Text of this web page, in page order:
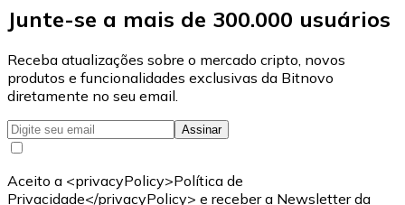
Junte-se a mais de 300.000 usuários
Receba atualizações sobre o mercado cripto, novos
produtos e funcionalidades exclusivas da Bitnovo
diretamente no seu email.
Assinar
Aceito a <privacyPolicy>Política de
Privacidade</privacyPolicy> e receber a Newsletter da